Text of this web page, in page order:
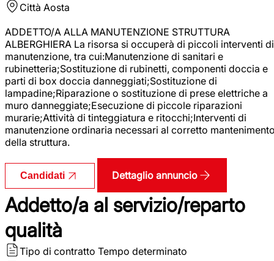
Città Aosta
ADDETTO/A ALLA MANUTENZIONE STRUTTURA
ALBERGHIERA La risorsa si occuperà di piccoli interventi di
manutenzione, tra cui:Manutenzione di sanitari e
rubinetteria;Sostituzione di rubinetti, componenti doccia e
parti di box doccia danneggiati;Sostituzione di
lampadine;Riparazione o sostituzione di prese elettriche a
muro danneggiate;Esecuzione di piccole riparazioni
murarie;Attività di tinteggiatura e ritocchi;Interventi di
manutenzione ordinaria necessari al corretto
della struttura.
Candidati Dettaglio annuncio
Addetto/a al servizio/reparto
qualità
Tipo di contratto Tempo determinato